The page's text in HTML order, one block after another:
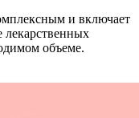
и включает
лекарственных
объеме.